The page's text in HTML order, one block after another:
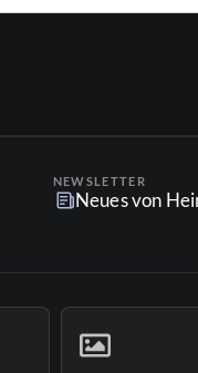
NEWSLETTER
Neues von